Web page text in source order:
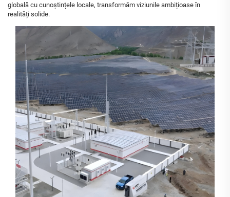
globală cu cunoștințele locale, transformăm viziunile ambițioase în
realități solide.